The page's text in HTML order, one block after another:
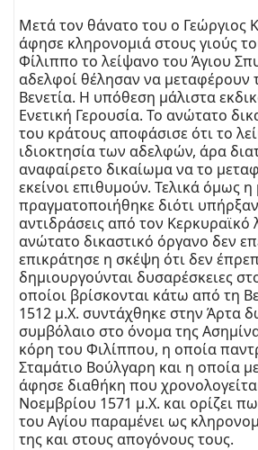
Μετά τον θάνατο του ο Γεώργιος
άφησε κληρονομιά στους γιούς
Φίλιππο το λείψανο του Άγιου
αδελφοί θέλησαν να μεταφέρουν
Βενετία. Η υπόθεση μάλιστα
Ενετική Γερουσία. Το ανώτατο
του κράτους αποφάσισε ότι το
ιδιοκτησία των αδελφών, άρα
αναφαίρετο δικαίωμα να το
εκείνοι επιθυμούν. Τελικά όμως
πραγματοποιήθηκε διότι
αντιδράσεις από τον Κερκυραϊκό
ανώτατο δικαστικό όργανο δεν
επικράτησε η σκέψη ότι δεν
δημιουργούνται δυσαρέσκειες
οποίοι βρίσκονται κάτω από τη
1512 μ.Χ. συντάχθηκε στην Άρτα
συμβόλαιο στο όνομα της
κόρη του Φιλίππου, η οποία
Σταμάτιο Βούλγαρη και η οποία
άφησε διαθήκη που
Νοεμβρίου 1571 μ.Χ. και ορίζει
του Αγίου παραμένει ως
της και στους απογόνους τους.